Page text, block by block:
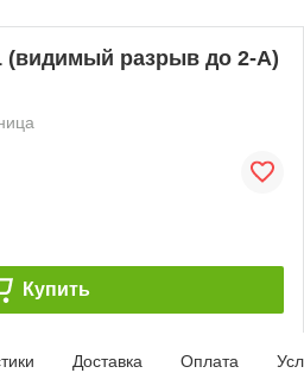
(видимый разрыв до 2-А)
Купить
Доставка Оплата